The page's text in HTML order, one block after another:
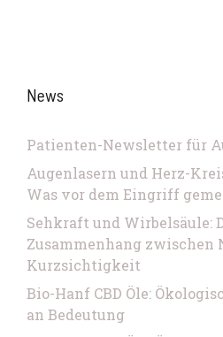
News
Patienten-Newsletter für
Augenlasern und Herz-
Was vor dem Eingriff
Sehkraft und Wirbelsäule:
Zusammenhang zwischen
Kurzsichtigkeit
Bio-Hanf CBD Öle:
an Bedeutung